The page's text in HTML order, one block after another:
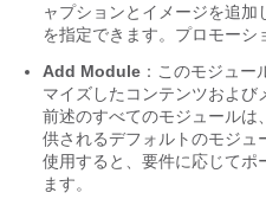
ャプションとイメージを追加
を指定できます。プロモーシ
Add Module ：このモジュ
マイズしたコンテンツおよび
前述のすべてのモジュールは
供されるデフォルトのモジ
使用すると、要件に応じてポ
ます。